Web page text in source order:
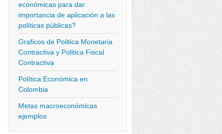
económicas para dar
importancia de aplicación a las
políticas públicas?
Graficos de Politica Monetaria
Contractiva y Politica Fiscal
Contractiva
Política Económica en
Colombia
Metas macroeconómicas
ejemplos